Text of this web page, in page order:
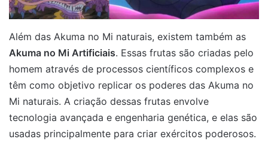
Além das Akuma no Mi naturais, existem também as
Akuma no Mi Artificiais. Essas frutas são criadas pelo
homem através de processos científicos complexos e
têm como objetivo replicar os poderes das Akuma no
Mi naturais. A criação dessas frutas envolve
tecnologia avançada e engenharia genética, e elas são
usadas principalmente para criar exércitos poderosos.